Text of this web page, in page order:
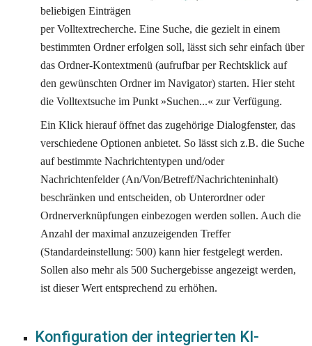
beliebigen Einträgen
per Volltextrecherche. Eine Suche, die gezielt in einem
bestimmten Ordner erfolgen soll, lässt sich sehr einfach über
das Ordner-Kontextmenü (aufrufbar per Rechtsklick auf
den gewünschten Ordner im Navigator) starten. Hier steht
die Volltextsuche im Punkt »Suchen...« zur Verfügung.
Ein Klick hierauf öffnet das zugehörige Dialogfenster, das
verschiedene Optionen anbietet. So lässt sich z.B. die Suche
auf bestimmte Nachrichtentypen und/oder
Nachrichtenfelder (An/Von/Betreff/Nachrichteninhalt)
beschränken und entscheiden, ob Unterordner oder
Ordnerverknüpfungen einbezogen werden sollen. Auch die
Anzahl der maximal anzuzeigenden Treffer
(Standardeinstellung: 500) kann hier festgelegt werden.
Sollen also mehr als 500 Suchergebisse angezeigt werden,
ist dieser Wert entsprechend zu erhöhen.
Konfiguration der integrierten KI-